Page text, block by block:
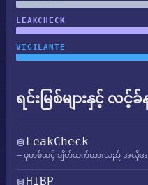
LEAKCHECK
VIGILANTE
ရင်းမြစ်များနှင့် လင့်ခ်
LeakCheck
— မှတစ်ဆင့် ချိတ်ဆက်ထားသည် အလိုအ
HIBP